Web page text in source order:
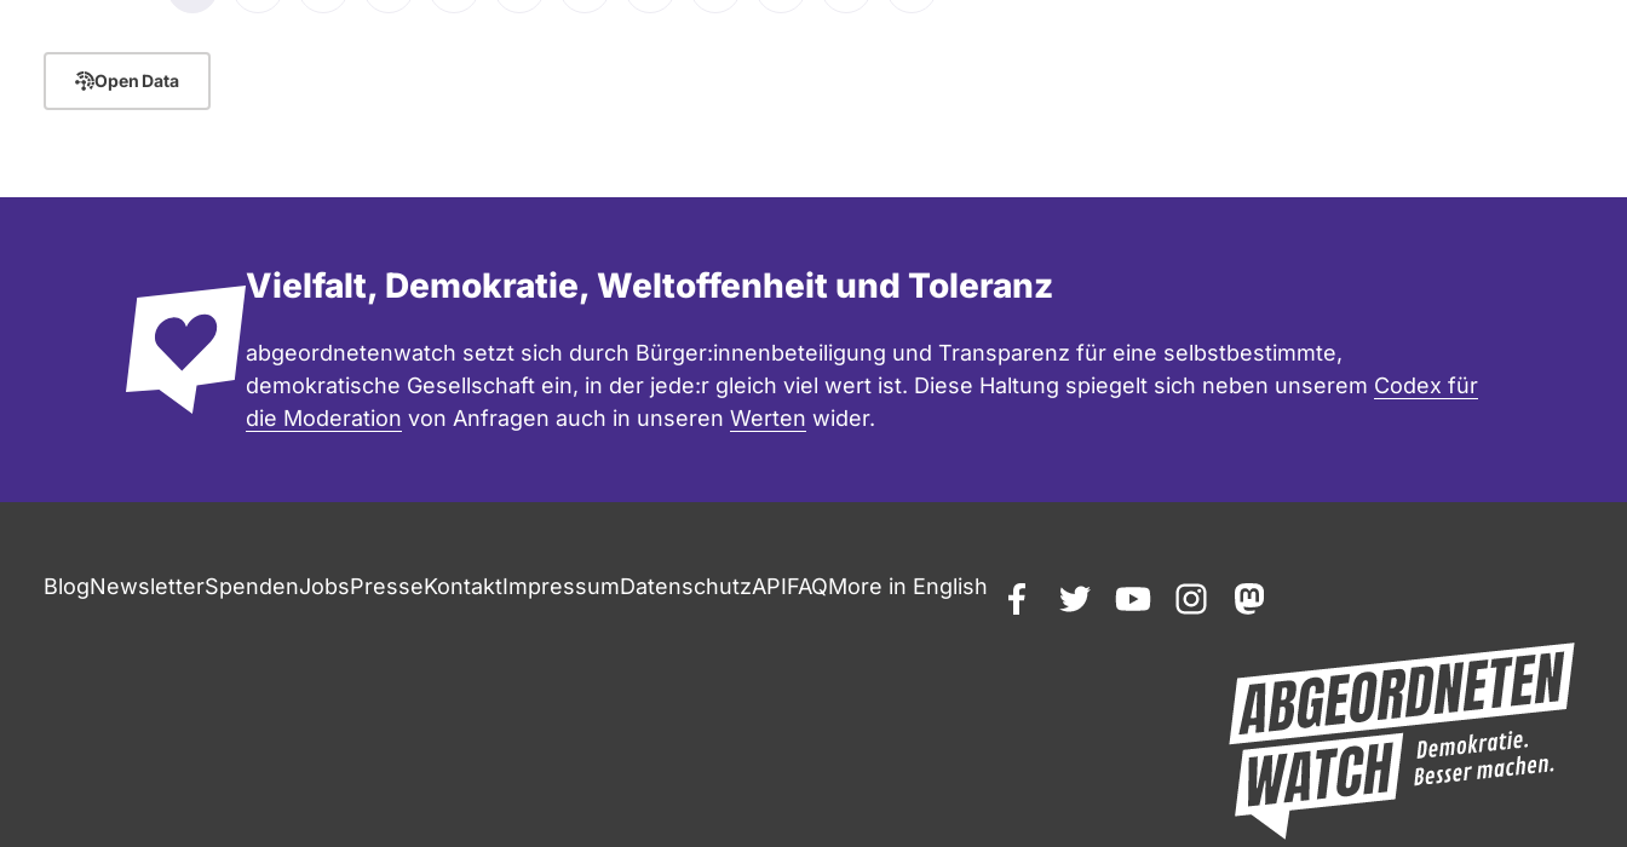
Open Data
Vielfalt, Demokratie, Weltoffenheit und Toleranz
abgeordnetenwatch setzt sich durch Bürger:innenbeteiligung und Transparenz für eine selbstbestimmte,
demokratische Gesellschaft ein, in der jede:r gleich viel wert ist. Diese Haltung spiegelt sich neben unserem Codex für
die Moderation von Anfragen auch in unseren Werten wider.
BlogNewsletterSpendenJobsPresseKontaktImpressumDatenschutzAPIFAQMore in English
facebooktwitteryoutubeinstagrammastodon